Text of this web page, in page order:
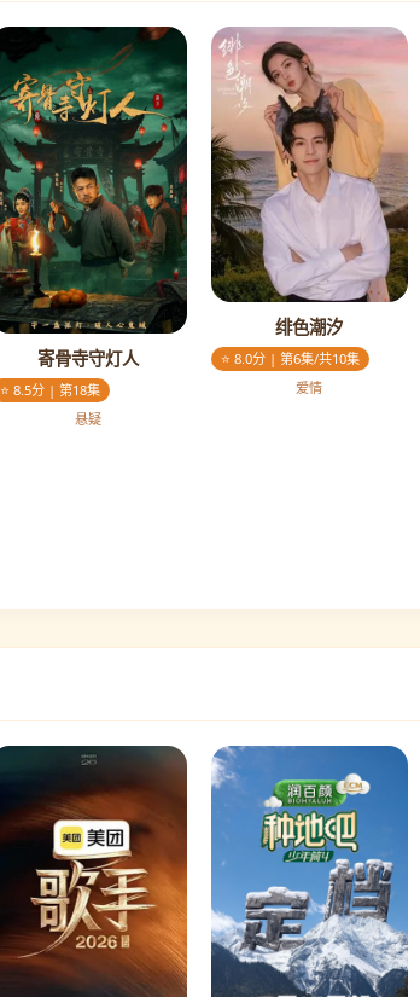
寄骨寺守灯人
⭐ 8.5分 | 第18集
悬疑
绯色潮汐
⭐ 8.0分 | 第6集/共10集
爱情